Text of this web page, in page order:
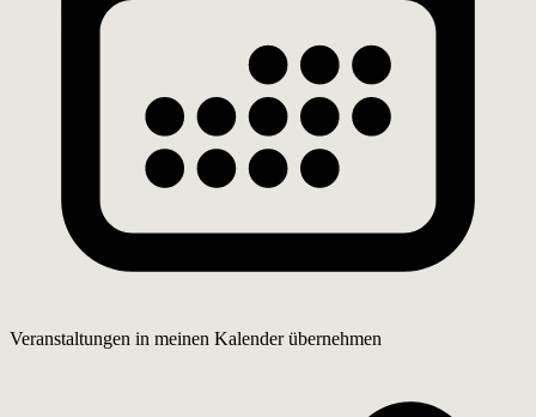
Veranstaltungen in meinen Kalender übernehmen